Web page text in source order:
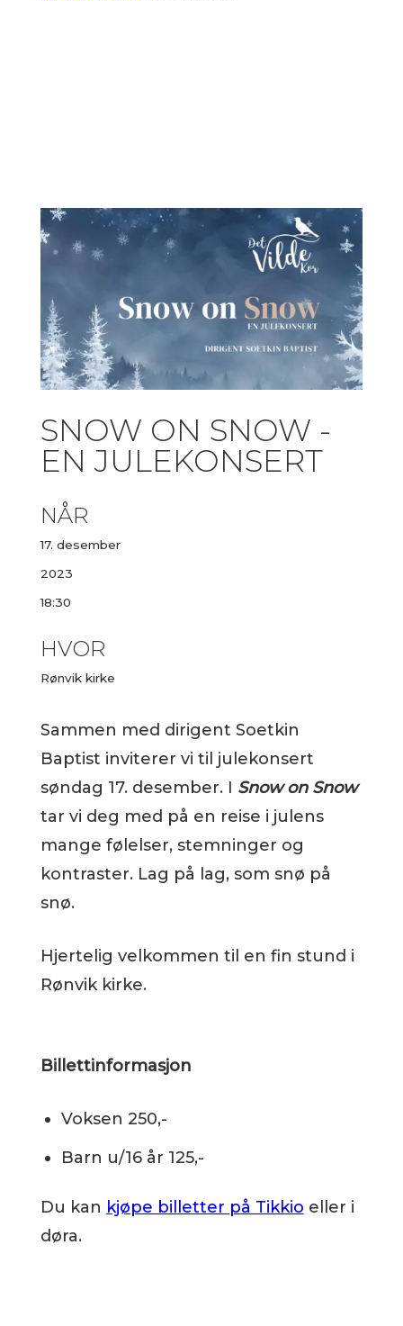
SNOW ON SNOW -
EN JULEKONSERT
NÅR
17. desember
2023
18:30
HVOR
Rønvik kirke
Sammen med dirigent Soetkin
Baptist inviterer vi til julekonsert
søndag 17. desember. I Snow on Snow
tar vi deg med på en reise i julens
mange følelser, stemninger og
kontraster. Lag på lag, som snø på
snø.
Hjertelig velkommen til en fin stund i
Rønvik kirke.
Billettinformasjon
Voksen 250,-
Barn u/16 år 125,-
Du kan kjøpe billetter på Tikkio eller i
døra.